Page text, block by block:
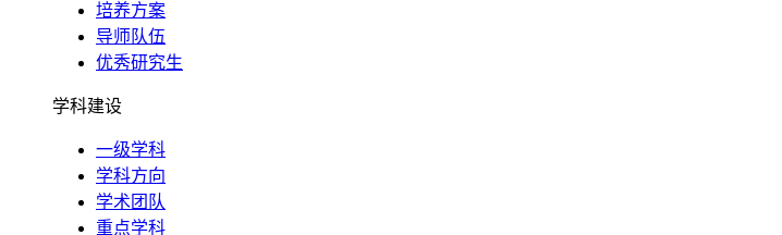
培养方案
导师队伍
优秀研究生
学科建设
一级学科
学科方向
学术团队
重点学科